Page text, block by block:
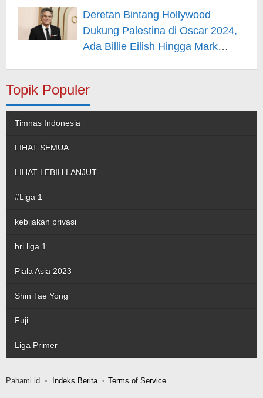
Hiburan
Deretan Bintang Hollywood
Dukung Palestina di Oscar 2024,
Ada Billie Eilish Hingga Mark
Topik Populer
Timnas Indonesia
LIHAT SEMUA
LIHAT LEBIH LANJUT
#Liga 1
kebijakan privasi
bri liga 1
Piala Asia 2023
Shin Tae Yong
Fuji
Liga Primer
Pahami.id Indeks Berita Terms of Service